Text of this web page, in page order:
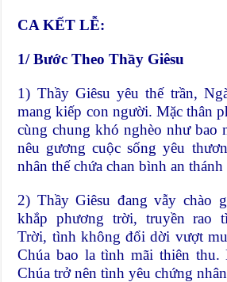
CA KẾT LỄ:
1/ Bước Theo Thầy Giêsu
1) Thầy Giêsu yêu thế trần,
mang kiếp con người. Mặc thân
cùng chung khó nghèo như bao
nêu gương cuộc sống yêu
nhân thế chứa chan bình an
2) Thầy Giêsu đang vẫy chào
khắp phương trời, truyền rao
Trời, tình không đổi dời vượt
Chúa bao la tình mãi thiên thu.
Chúa trở nên tình yêu chứng